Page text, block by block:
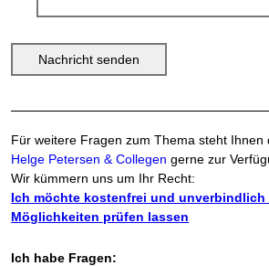
Für weitere Fragen zum Thema steht
Helge Petersen & Collegen gerne zur
Wir kümmern uns um Ihr Recht:
Ich möchte kostenfrei und unverbindlich
Möglichkeiten prüfen lassen
Ich habe Fragen: